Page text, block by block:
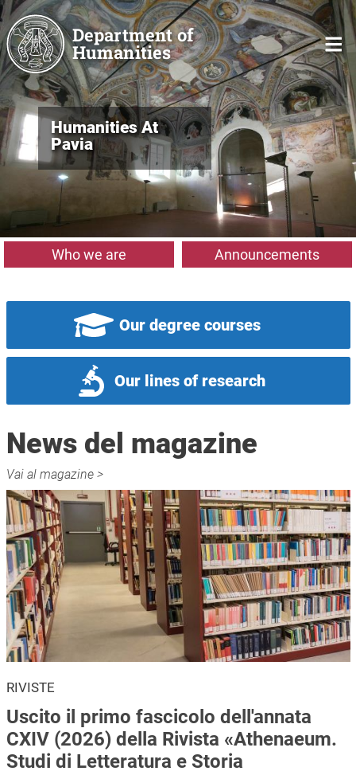
Skip to main content
Department of
Humanities
Humanities At
Pavia
Who we are Announcements
Our degree courses
Our lines of research
Vai al magazine >
News del magazine
RIVISTE
Uscito il primo fascicolo dell'annata
CXIV (2026) della Rivista «Athenaeum.
Studi di Letteratura e Storia